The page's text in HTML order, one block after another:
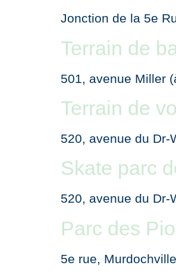
Jonction de la 5e
Terrain de
501, avenue Miller
Terrain de
520, avenue du Dr-
Skate parc
520, avenue du Dr-
Parc des
5e rue,